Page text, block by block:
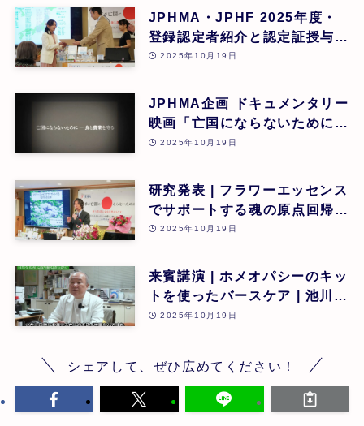
JPHMA・JPHF 2025年度・
登録認定者紹介と認定証授与式
| 第26回
2025年10月19日
JPHMA企画 ドキュメンタリー
映画「亡国にならないために食
と農業を守る」 | 第26回
2025年10月19日
研究発表 | フラワーエッセンス
でサポートする魂の原点回帰 |
東昭史 | 第26回
2025年10月19日
来賓講演 | ホメオパシーのキッ
トを使ったバースケア | 池川
明 | 第26回
2025年10月19日
シェアして、ぜひ広めてください！